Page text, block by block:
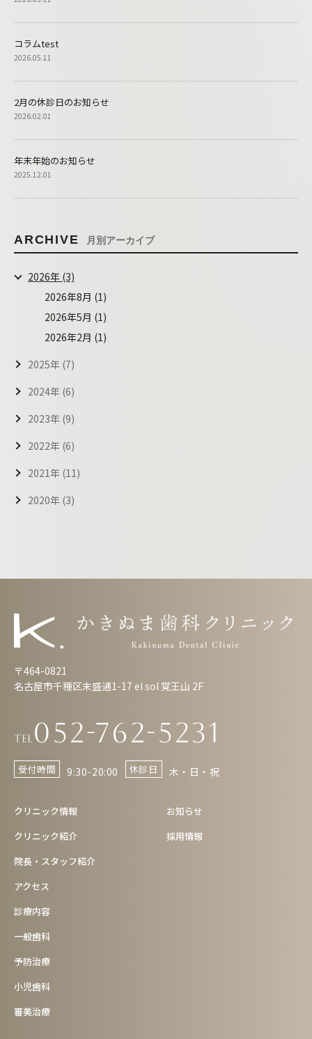
コラムtest
2026.05.11
2月の休診日のお知らせ
2026.02.01
年末年始のお知らせ
2025.12.01
ARCHIVE 月別アーカイブ
2026年 (3)
2026年8月 (1)
2026年5月 (1)
2026年2月 (1)
2025年 (7)
2024年 (6)
2023年 (9)
2022年 (6)
2021年 (11)
2020年 (3)
〒464-0821
名古屋市千種区末盛通1-17 el sol 覚王山 2F
Tel 052-762-5231
受付時間 9:30-20:00 休診日 木・日・祝
クリニック情報
クリニック紹介
院長・スタッフ紹介
アクセス
診療内容
一般歯科
予防治療
小児歯科
審美治療
お知らせ
採用情報